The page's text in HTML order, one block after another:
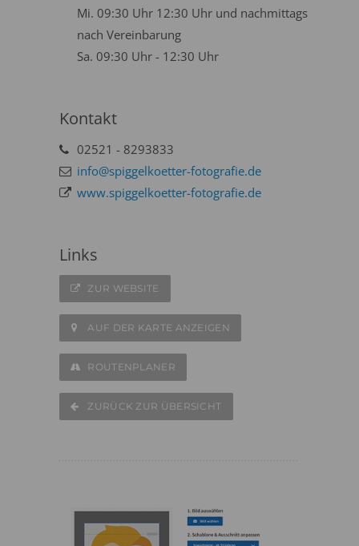
Mi. 09:30 Uhr 12:30 Uhr und nachmittags
nach Vereinbarung
Sa. 09:30 Uhr - 12:30 Uhr
Kontakt
02521 - 8293833
info@spiggelkoetter-fotografie.de
www.spiggelkoetter-fotografie.de
Links
ZUR WEBSITE
AUF DER KARTE ANZEIGEN
ROUTENPLANER
ZURÜCK ZUR ÜBERSICHT